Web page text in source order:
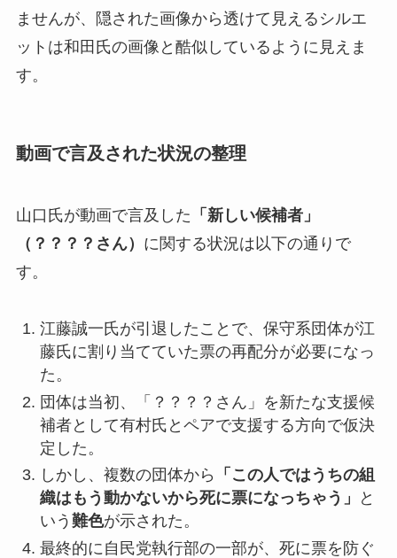
ませんが、隠された画像から透けて見えるシルエ
ットは和田氏の画像と酷似しているように見えま
す。
動画で言及された状況の整理
山口氏が動画で言及した 「新しい候補者」
（？？？？さん） に関する状況は以下の通りで
す。
江藤誠一氏が引退したことで、保守系団体が江
藤氏に割り当てていた票の再配分が必要になっ
た。
団体は当初、「？？？？さん」を新たな支援候
補者として有村氏とペアで支援する方向で仮決
定した。
しかし、複数の団体から
「この人ではうちの組
織はもう動かないから死に票になっちゃう」
と
いう 難色が示された。
最終的に自民党執行部の一部が、死に票を防ぐ